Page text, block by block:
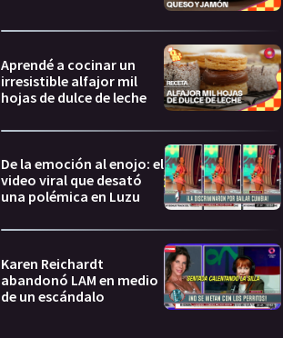
Aprendé a cocinar un
irresistible alfajor mil
hojas de dulce de leche
De la emoción al enojo: el
video viral que desató
una polémica en Luzu
Karen Reichardt
abandonó LAM en medio
de un escándalo